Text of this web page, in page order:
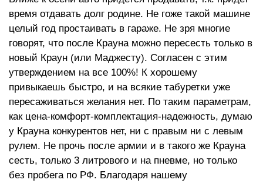
время отдавать долг родине. Не гоже такой машине
целый год простаивать в гараже. Не зря многие
говорят, что после Крауна можно пересесть только в
новый Краун (или Маджесту). Согласен с этим
утверждением на все 100%! К хорошему
привыкаешь быстро, и на всякие табуретки уже
пересаживаться желания нет. По таким параметрам,
как цена-комфорт-комплектация-надежность, думаю
у Крауна конкурентов нет, ни с правым ни с левым
рулем. Не прочь после армии и в такого же Крауна
сесть, только 3 литрового и на пневме, но только
без пробега по РФ. Благодаря нашему